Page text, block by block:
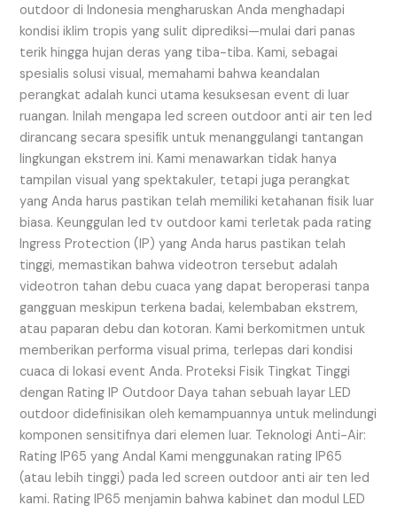
outdoor di Indonesia mengharuskan Anda menghadapi
kondisi iklim tropis yang sulit diprediksi—mulai dari panas
terik hingga hujan deras yang tiba-tiba. Kami, sebagai
spesialis solusi visual, memahami bahwa keandalan
perangkat adalah kunci utama kesuksesan event di luar
ruangan. Inilah mengapa led screen outdoor anti air ten led
dirancang secara spesifik untuk menanggulangi tantangan
lingkungan ekstrem ini. Kami menawarkan tidak hanya
tampilan visual yang spektakuler, tetapi juga perangkat
yang Anda harus pastikan telah memiliki ketahanan fisik luar
biasa. Keunggulan led tv outdoor kami terletak pada rating
Ingress Protection (IP) yang Anda harus pastikan telah
tinggi, memastikan bahwa videotron tersebut adalah
videotron tahan debu cuaca yang dapat beroperasi tanpa
gangguan meskipun terkena badai, kelembaban ekstrem,
atau paparan debu dan kotoran. Kami berkomitmen untuk
memberikan performa visual prima, terlepas dari kondisi
cuaca di lokasi event Anda. Proteksi Fisik Tingkat Tinggi
dengan Rating IP Outdoor Daya tahan sebuah layar LED
outdoor didefinisikan oleh kemampuannya untuk melindungi
komponen sensitifnya dari elemen luar. Teknologi Anti-Air:
Rating IP65 yang Andal Kami menggunakan rating IP65
(atau lebih tinggi) pada led screen outdoor anti air ten led
kami. Rating IP65 menjamin bahwa kabinet dan modul LED
TEN
LED:
Tahan
Segala
Cuaca